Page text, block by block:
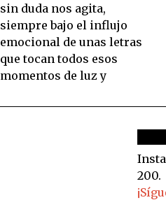
sin duda nos agita,
siempre bajo el influjo
emocional de unas letras
que tocan todos esos
momentos de luz y
200.